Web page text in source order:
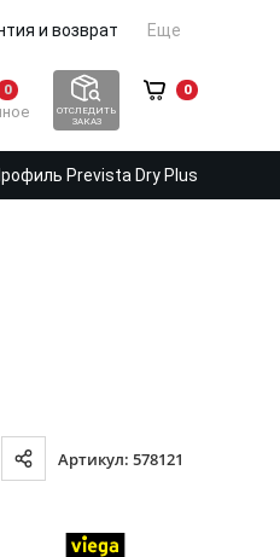
и возврат Еще
0
ОТСЛЕДИТЬ
ЗАКАЗ
0
Prevista Dry Plus
Артикул: 578121